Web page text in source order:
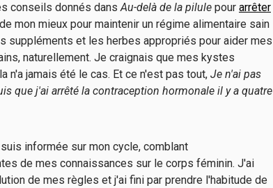
conseils donnés dansAu-delà de la pilule pour arrêter
mon mieux pour maintenir un régime alimentaire sain
suppléments et les herbes appropriés pour aider mes
naturellement. Je craignais que mes kystes
n'a jamais été le cas. Et ce n'est pas tout, Je n'ai pas
que j'ai arrêté la contraception hormonale il y a quatre
informée sur mon cycle, comblant
de mes connaissances sur le corps féminin. J'ai
de mes règles et j'ai fini par prendre l'habitude de